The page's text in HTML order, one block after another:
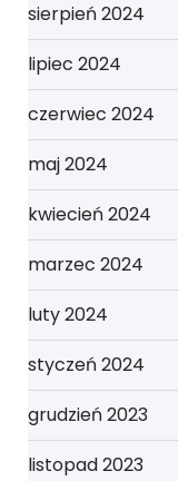
sierpień 2024
lipiec 2024
czerwiec 2024
maj 2024
kwiecień 2024
marzec 2024
luty 2024
styczeń 2024
grudzień 2023
listopad 2023